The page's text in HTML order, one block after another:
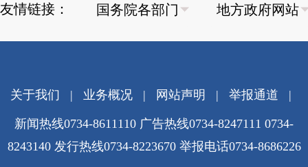
友情链接：
关于我们 | 业务概况| 网站声明 | 举报通道 |
新闻热线0734-8611110 广告热线0734-8247111 0734-
8243140 发行热线0734-8223670 举报电话0734-8686226